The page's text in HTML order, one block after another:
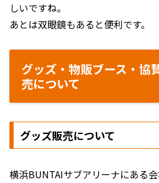
しいですね。
あとは双眼鏡もあると便利です。
グッズ・物販ブース・協
売について
グッズ販売について
横浜BUNTAIサブアリーナにある会